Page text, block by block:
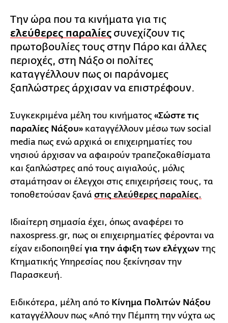
Την ώρα που τα κινήματα για τις
ελεύθερες παραλίες συνεχίζουν τις
πρωτοβουλίες τους στην Πάρο και άλλες
περιοχές, στη Νάξο οι πολίτες
καταγγέλλουν πως οι παράνομες
ξαπλώστρες άρχισαν να επιστρέφουν.
Συγκεκριμένα μέλη του κινήματος «Σώστε τις
παραλίες Νάξου» καταγγέλλουν μέσω των social
media πως ενώ αρχικά οι επιχειρηματίες του
νησιού άρχισαν να αφαιρούν τραπεζοκαθίσματα
και ξαπλώστρες από τους αιγιαλούς, μόλις
σταμάτησαν οι έλεγχοι στις επιχειρήσεις τους, τα
τοποθετούσαν ξανά στις ελεύθερες παραλίες.
Ιδιαίτερη σημασία έχει, όπως αναφέρει το
naxospress.gr, πως οι επιχειρηματίες φέρονται να
είχαν ειδοποιηθεί για την άφιξη των ελέγχων της
Κτηματικής Υπηρεσίας που ξεκίνησαν την
Παρασκευή.
Ειδικότερα, μέλη από το Κίνημα Πολιτών Νάξου
καταγγέλλουν πως «Από την Πέμπτη την νύχτα ως